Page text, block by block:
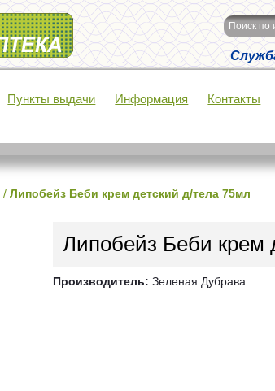
Поиск по
Пункты выдачи Информация Контакты
/ Липобейз Беби крем детский д/тела 75мл
Липобейз Беби крем
Производитель: Зеленая Дубрава